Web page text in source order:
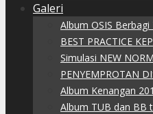
Galeri
Album OSIS
BEST PRACTICE
Simulasi NEW
PENYEMPROTAN
Album Kenangan
Album TUB dan BB